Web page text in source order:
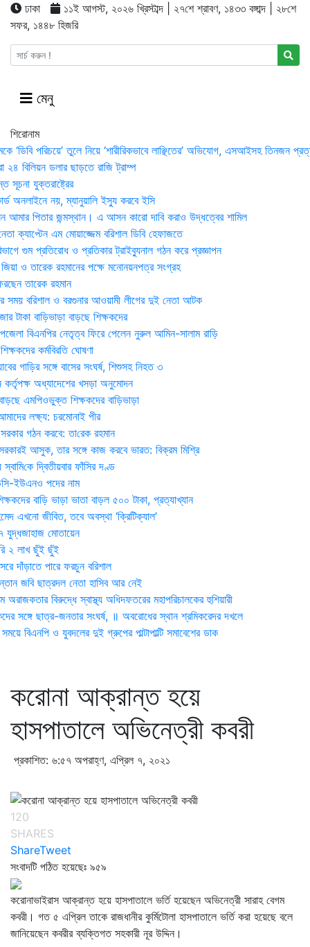
ঢাকা
১১ই আগস্ট, ২০২৬ খ্রিস্টাব্দ | ২৭শে শ্রাবণ, ১৪৩৩ বঙ্গাব্দ | ২৮শে
সফর, ১৪৪৮ হিজরি
মেনু
শিরোনাম
‘ডিবি পরিচয়ে’ তুলে নিয়ে ‘শারীরিকভাবে লাঞ্ছিতের’ অভিযোগ, এসআইসহ তিনজন
২৪ বিলিয়ন ডলার ছাড়তে রাজি ট্রাম্প
সূচনা যুক্তরাষ্ট্রের
অনলাইনে নয়, ম্যানুয়ালি ইস্যু করবে ইসি
পিতার জন্মস্থান। এ আসন কারো দাবি করাও উদ্ধত্বের শামিল
ক্যাপ্টেন এম মোয়াজ্জেম বরিশাল ডিবি হেফাজতে
গুম প্রতিরোধ ও প্রতিকার ট্রাইব্যুনাল গঠন করে প্রজ্ঞাপন
ও তারেক রহমানের পক্ষে মনোনয়নপত্র সংগ্রহ
তারেক রহমান
সময় ব‌রিশাল ও বরগুনার আওয়ামী লীগের দুই নেতা আটক
টাকা বাড়িভাড়া বাড়ছে শিক্ষকদের
বিএনপির নেতৃত্ব ফিরে পেলেন নুরুল আমিন-সালাম রাড়ি
কর্মবিরতি ঘোষণা
গাড়ির সঙ্গে বাসের সংঘর্ষ, শিশুসহ নিহত ৩
কর্তৃপক্ষ অধ্যাদেশের খসড়া অনুমোদন
এমপিওভুক্ত শিক্ষকদের বাড়িভাড়া
লক্ষ্য: চরমোনাই পীর
গঠন করবে: তা‌রেক রহমান
আসুক, তার সঙ্গে কাজ করবে ভারত: বিক্রম মিশ্রি
দ্বিতীয়বার ফাঁসির দণ্ড
ইউএনও পদের নাম
বাড়ি ভাড়া ভাতা বাড়ল ৫০০ টাকা, প্রত্যাখ্যান
এখনো জীবিত, তবে অবস্থা ‘ক্রিটিক্যাল’
যুদ্ধজাহাজ মোতায়েন
২ লাখ ছুঁই ছুঁই
দাঁড়াতে পারে ফরচুন বরিশাল
জবি ছাত্রদল নেতা হাসিব আর নেই
অরাজকতার বিরুদ্ধে স্বাস্থ্য অধিদফতরের মহাপরিচালকের হুশিয়ারী
সঙ্গে ছাত্র-জনতার সংঘর্ষ, ॥ অবরোধের স্থান শ্রমিকরেদর দখলে
বিএনপি ও যুবদলের দুই গ্রুপের পাল্টাপাল্টি সমাবেশের ডাক
করোনা আক্রান্ত হয়ে
হাসপাতালে অভিনেত্রী কবরী
প্রকাশিত: ৬:৫৭ অপরাহ্ণ, এপ্রিল ৭, ২০২১
120
SHARES
ShareTweet
সংবাদটি পঠিত হয়েছেঃ ৯৫৯
করোনাভাইরাস আক্রান্ত হয়ে হাসপাতালে ভর্তি হয়েছেন অভিনেত্রী সারাহ বেগম
কবরী। গত ৫ এপ্রিল তাকে রাজধানীর কুর্মিটোলা হাসপাতালে ভর্তি করা হয়েছে বলে
জানিয়েছেন কবরীর ব্যক্তিগত সহকারী নূর উদ্দিন।